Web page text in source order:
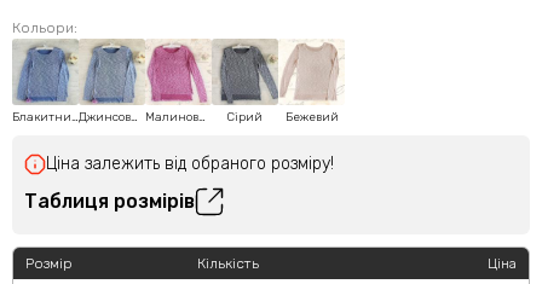
Кольори:
Блакитний Джинсовий Малиновий Сірий Бежевий
Ціна залежить від обраного розміру!
Таблиця розмірів
Розмір Кількість Ціна